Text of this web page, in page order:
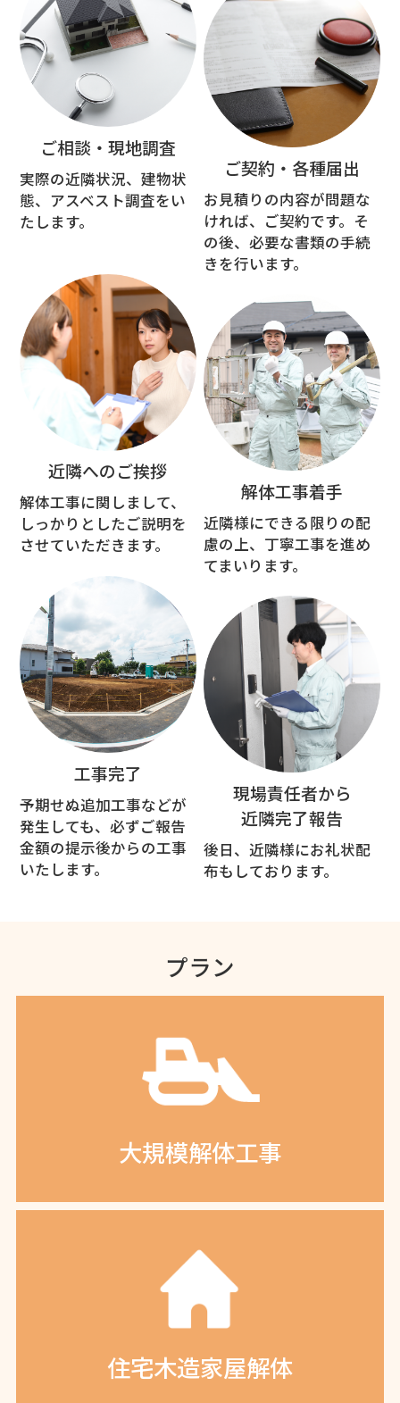
ご相談・現地調査
実際の近隣状況、建物状
態、アスベスト調査をい
たします。
ご契約・各種届出
お見積りの内容が問題な
ければ、ご契約です。そ
の後、必要な書類の手続
きを行います。
近隣へのご挨拶
解体工事に関しまして、
しっかりとしたご説明を
させていただきます。
解体工事着手
近隣様にできる限りの配
慮の上、丁寧工事を進め
てまいります。
工事完了
予期せぬ追加工事などが
発生しても、必ずご報告
金額の提示後からの工事
いたします。
現場責任者から
近隣完了報告
後日、近隣様にお礼状配
布もしております。
プラン
大規模解体工事
住宅木造家屋解体